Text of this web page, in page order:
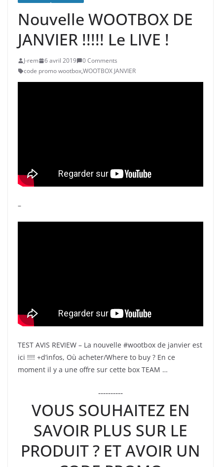
Nouvelle WOOTBOX DE
JANVIER !!!!! Le LIVE !
J-rem 6 avril 2019
0 Comments
code promo wootbox,WOOTBOX JANVIER
–
TEST AVIS REVIEW – La nouvelle #wootbox de janvier est
ici !!!! +d’infos, Où acheter/Where to buy ? En ce
moment il y a une offre sur cette box TEAM …
----------
VOUS SOUHAITEZ EN
SAVOIR PLUS SUR LE
PRODUIT ? ET AVOIR UN